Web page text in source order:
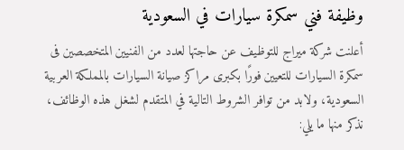
وظيفة فني سمكرة سيارات في السعودية
أعلنت شركة ميراج للتوظيف عن حاجتها لعدد من الفنيين المتخصصين فى
سمكرة السيارات للتعيين فورًا بكبرى مراكز صيانة السيارات بالمملكة العربية
السعودية، ولابد من توافر الشروط التالية في المتقدم لشغل هذه الوظائف،
نذكر منها ما يلي: